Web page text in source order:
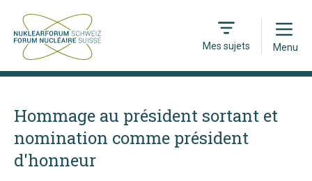
Mes sujets
Open
Menu
Hommage au président sortant et
nomination comme président
d'honneur